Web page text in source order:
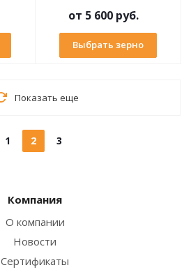
от 5 600 руб.
Выбрать зерно
Показать еще
1 2 3
Компания
О компании
Новости
Сертификаты